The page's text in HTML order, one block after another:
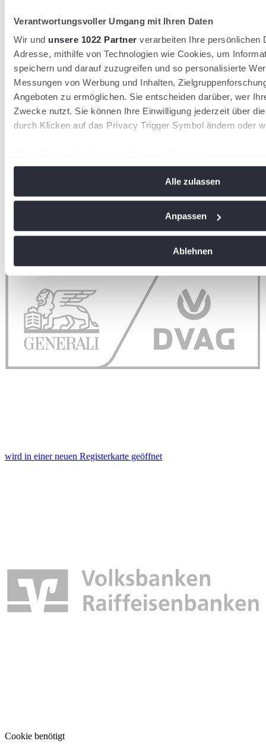
Verantwortungsvoller Umgang mit Ihren Daten
Wir und unsere 1022 Partner verarbeiten Ihre persönlichen
Adresse, mithilfe von Technologien wie Cookies, um
speichern und darauf zuzugreifen und so personalisierte
Messungen von Werbung und Inhalten,
Angeboten zu ermöglichen. Sie entscheiden darüber, wer
Zwecke nutzt. Sie können Ihre Einwilligung jederzeit über
durch Klicken auf das Privacy Trigger Symbol ändern oder
Ihr Gerät durch aktives Scannen nach bestimmten
Erfahren Sie mehr darüber, wie Ihre persönlichen Daten
soziale Medien anbieten zu können und die Zugriffe auf
analysieren. Außerdem geben wir Informationen zu Ihrer
an unsere Partner für soziale Medien, Werbung und
führen diese Informationen möglicherweise mit weiteren
ihnen bereitgestellt haben oder die sie im Rahmen Ihrer
gesammelt haben. DieCookie-Einstellungen
Alle zulassen
Anpassen
Ablehnen
wird in einer neuen Registerkarte geöffnet
Cookie benötigt